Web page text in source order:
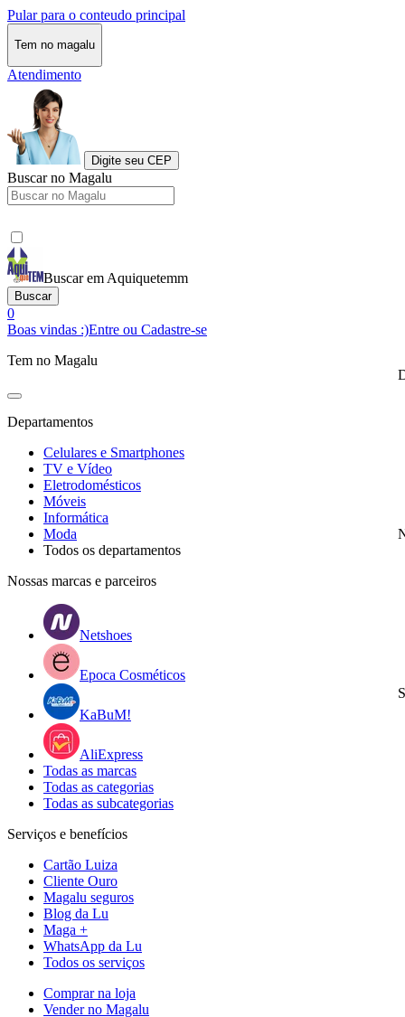
Pular para o conteudo principal
Tem no magalu
Atendimento
Digite seu CEP
Buscar no Magalu
Buscar em Aquiquetemm
Buscar
0
Boas vindas :)Entre ou Cadastre-se
Tem no Magalu
Departamentos
Celulares e Smartphones
TV e Vídeo
Eletrodomésticos
Móveis
Informática
Moda
Todos os departamentos
Nossas marcas e parceiros
Netshoes
Epoca Cosméticos
KaBuM!
AliExpress
Todas as marcas
Todas as categorias
Todas as subcategorias
Serviços e benefícios
Cartão Luiza
Cliente Ouro
Magalu seguros
Blog da Lu
Maga +
WhatsApp da Lu
Todos os serviços
Comprar na loja
Vender no Magalu